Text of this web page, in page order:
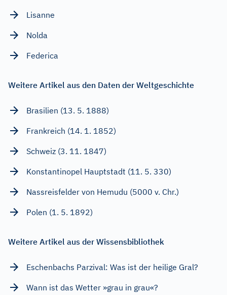
Lisanne
Nolda
Federica
Weitere Artikel aus den Daten der Weltgeschichte
Brasilien (13. 5. 1888)
Frankreich (14. 1. 1852)
Schweiz (3. 11. 1847)
Konstantinopel Hauptstadt (11. 5. 330)
Nassreisfelder von Hemudu (5000 v. Chr.)
Polen (1. 5. 1892)
Weitere Artikel aus der Wissensbibliothek
Eschenbachs Parzival: Was ist der heilige Gral?
Wann ist das Wetter »grau in grau«?